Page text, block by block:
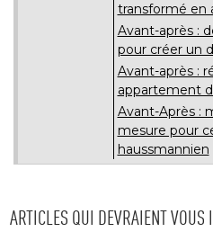
transformé en
Avant-après :
pour créer un
Avant-après :
appartement
Avant-Après :
mesure pour
haussmannien
ARTICLES QUI DEVRAIENT VOUS